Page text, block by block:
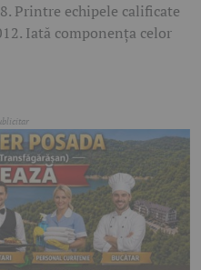
Printre echipele calificate
Iată componența celor